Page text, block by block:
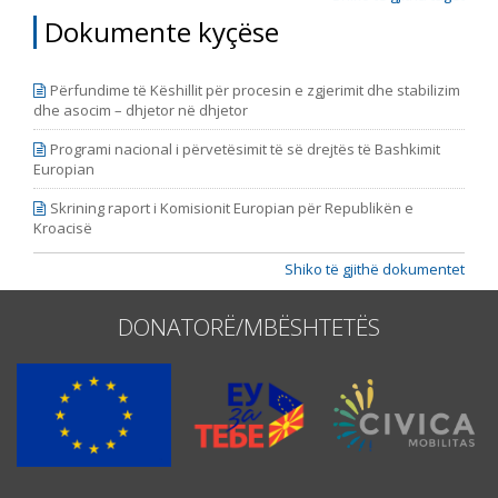
Dokumente kyçëse
Përfundime të Këshillit për procesin e zgjerimit dhe stabilizim
dhe asocim – dhjetor në dhjetor
Programi nacional i përvetësimit të së drejtës të Bashkimit
Europian
Skrining raport i Komisionit Europian për Republikën e
Kroacisë
Shiko të gjithë dokumentet
DONATORË/MBËSHTETËS